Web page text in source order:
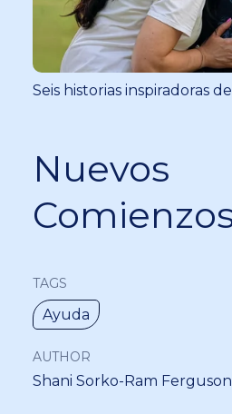
Seis historias inspiradoras
Nuevos
TAGS
Ayuda
AUTHOR
Shani Sorko-Ram Ferguson